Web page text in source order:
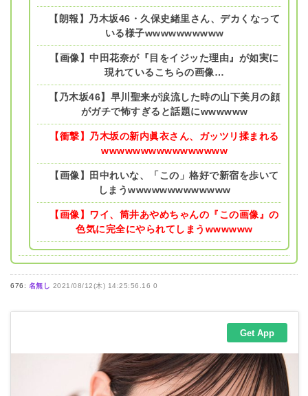
【朗報】乃木坂46・久保史緒里さん、デカくなって
いる様子wwwwwwwwww
【画像】中田花奈が『目をイジッた理由』が如実に
現れているこちらの画像…
【乃木坂46】早川聖来が涙流した時の山下美月の顔
がガチで怖すぎると話題にwwwwww
【衝撃】乃木坂の新内眞衣さん、ガッツリ揉まれる
wwwwwwwwwwwwwwww
【画像】田中れいな、「この」格好で新宿を歩いて
しまうwwwwwwwwwwwww
【画像】ワイ、筒井あやめちゃんの『この画像』の
色気に完全にやられてしまうwwwwww
676: 名無し 2021/08/12(木) 14:25:56.16 0